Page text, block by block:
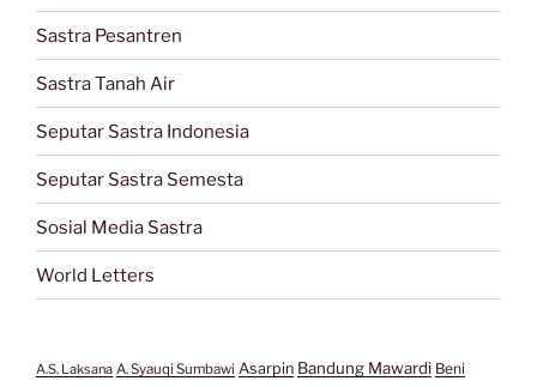
Sastra Pesantren
Sastra Tanah Air
Seputar Sastra Indonesia
Seputar Sastra Semesta
Sosial Media Sastra
World Letters
A.S. Laksana A. Syauqi Sumbawi Asarpin Bandung Mawardi Beni